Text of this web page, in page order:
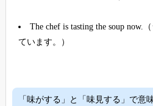
The chef is tasting the soup now.
ています。）
「味がする」と「味見する」で意